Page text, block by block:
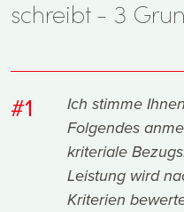
schreibt - 3
#1
Ich stimme
Folgendes
kriteriale
Leistung wird
Kriterien